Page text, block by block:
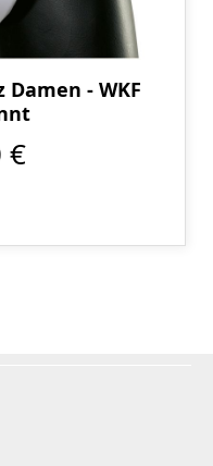
Damen - WKF
€